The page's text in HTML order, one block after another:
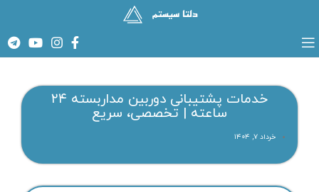
خدمات پشتیبانی دوربین مداربسته ۲۴
ساعته | تخصصی، سریع
خرداد ۷, ۱۴۰۴